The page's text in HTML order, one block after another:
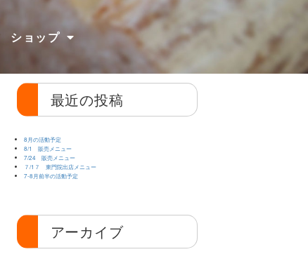
ショップ
最近の投稿
8月の活動予定
8/1 販売メニュー
7/24 販売メニュー
７/1７ 東門院出店メニュー
7-8月前半の活動予定
アーカイブ